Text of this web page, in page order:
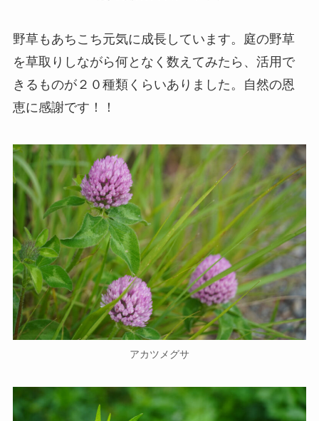
野草もあちこち元気に成長しています。庭の野草
を草取りしながら何となく数えてみたら、活用で
きるものが２０種類くらいありました。自然の恩
恵に感謝です！！
アカツメグサ